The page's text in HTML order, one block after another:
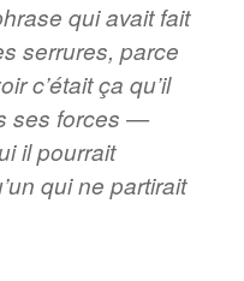
qui avait fait
serrures, parce
c’était ça qu’il
ses forces —
il pourrait
qui ne partirait